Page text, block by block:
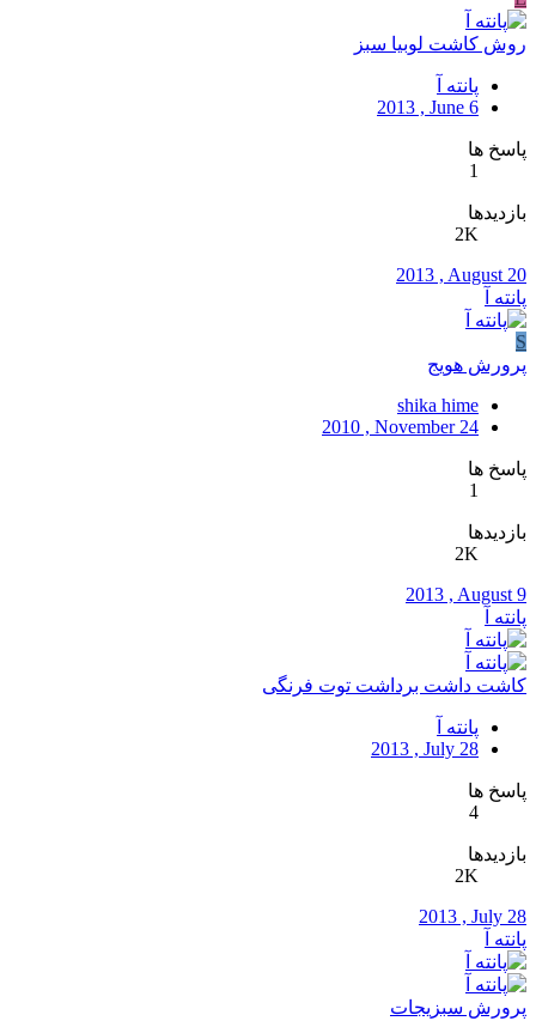
روش کاشت لوبیا سبز
پانته آ
2013 , June 6
پاسخ ها
1
بازدیدها
2K
2013 , August 20
پانته آ
S
پرورش هویج
shika hime
2010 , November 24
پاسخ ها
1
بازدیدها
2K
2013 , August 9
پانته آ
کاشت داشت برداشت توت فرنگی
پانته آ
2013 , July 28
پاسخ ها
4
بازدیدها
2K
2013 , July 28
پانته آ
پرورش سبزیجات